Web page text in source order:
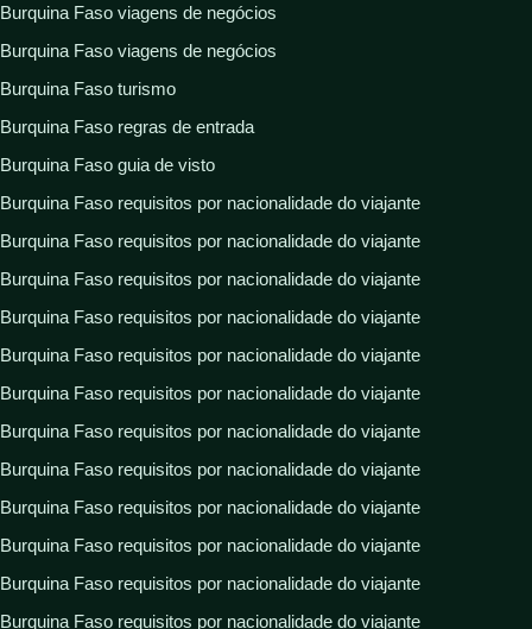
Burquina Faso viagens de negócios
Burquina Faso viagens de negócios
Burquina Faso turismo
Burquina Faso regras de entrada
Burquina Faso guia de visto
Burquina Faso requisitos por nacionalidade do viajante
Burquina Faso requisitos por nacionalidade do viajante
Burquina Faso requisitos por nacionalidade do viajante
Burquina Faso requisitos por nacionalidade do viajante
Burquina Faso requisitos por nacionalidade do viajante
Burquina Faso requisitos por nacionalidade do viajante
Burquina Faso requisitos por nacionalidade do viajante
Burquina Faso requisitos por nacionalidade do viajante
Burquina Faso requisitos por nacionalidade do viajante
Burquina Faso requisitos por nacionalidade do viajante
Burquina Faso requisitos por nacionalidade do viajante
Burquina Faso requisitos por nacionalidade do viajante